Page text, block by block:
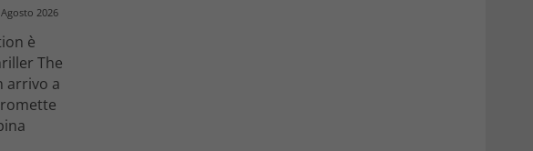
2026
è
The
arrivo a